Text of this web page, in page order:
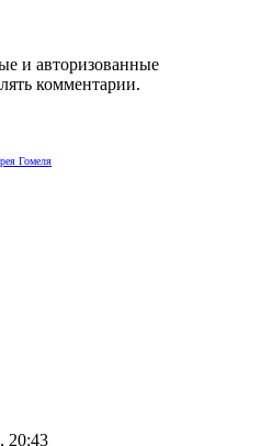
и авторизованные
комментарии.
Гомеля
20:43